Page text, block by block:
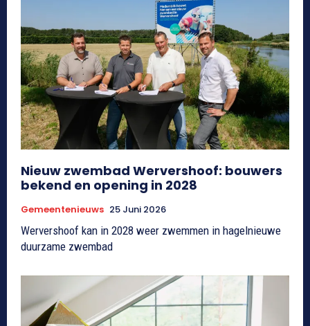
Nieuw zwembad Wervershoof: bouwers
bekend en opening in 2028
Gemeentenieuws 25 Juni 2026
Wervershoof kan in 2028 weer zwemmen in hagelnieuwe
duurzame zwembad